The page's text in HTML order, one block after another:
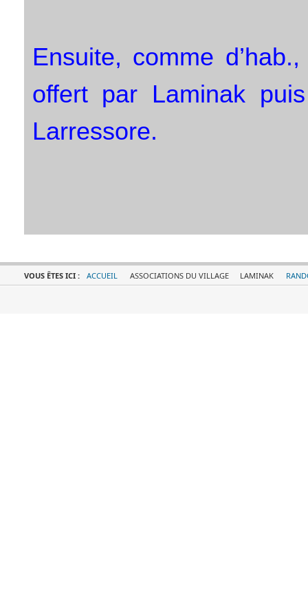
Ensuite, comme
offert par Laminak
Larressore.
VOUS ÊTES ICI : ACCUEIL ASSOCIATIONS DU VILLAGE LAMINAK